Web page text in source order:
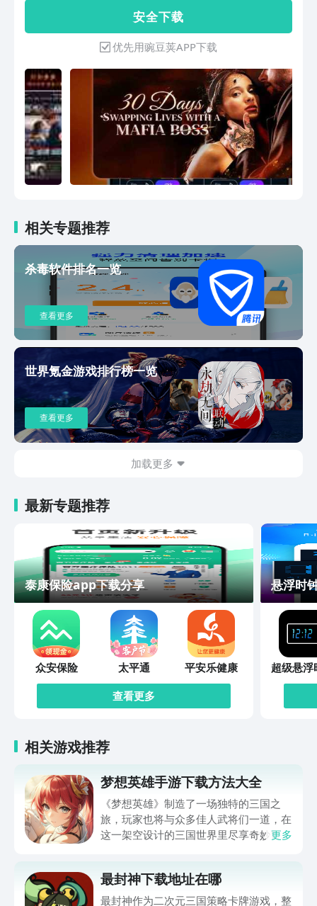
安 全 下 载
优先用豌豆荚APP下载
相关专题推荐
杀毒软件排名一览
查看更多
世界氪金游戏排行榜一览
查看更多
加载更多
最新专题推荐
泰康保险app下载分享
众安保险 太平通
平安乐健康
查看更多
悬浮时
超级悬浮
相关游戏推荐
梦想英雄手游下载方法大全
《梦想英雄》制造了一场独特的三国之
旅，玩家也将与众多佳人武将们一道，在
这一架空设计的三国世界里尽享奇妙冒
为玩家们带来，通过它就可以体验到超级
畅快的三国冒险，想入坑这一作品的玩家
更多
最封神下载地址在哪
最封神作为二次元三国策略卡牌游戏，整